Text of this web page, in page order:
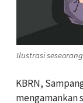
Ilustrasi
KBRN,
mengamankan